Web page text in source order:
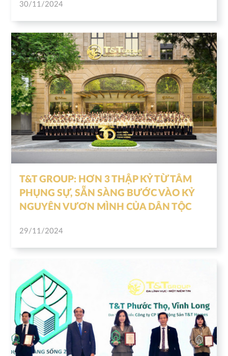
30/11/2024
T&T GROUP: HƠN 3 THẬP KỶ TỪ TÂM
PHỤNG SỰ, SẴN SÀNG BƯỚC VÀO KỶ
NGUYÊN VƯƠN MÌNH CỦA DÂN TỘC
29/11/2024